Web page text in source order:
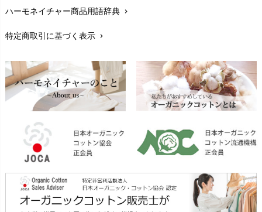
レビューを書こうchevron_right
返品交換chevron_right
FAXでのご注文
お問い合わせchevron_right
ハーモネイチャー商品用語辞典 chevron_right
特定商取引に基づく表示 chevron_right